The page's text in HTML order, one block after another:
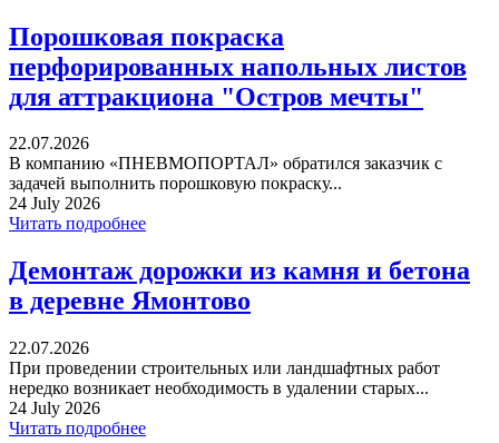
Порошковая покраска
перфорированных напольных листов
для аттракциона "Остров мечты"
22.07.2026
В компанию «ПНЕВМОПОРТАЛ» обратился заказчик с
задачей выполнить порошковую покраску...
24 July 2026
Читать подробнее
Демонтаж дорожки из камня и бетона
в деревне Ямонтово
22.07.2026
При проведении строительных или ландшафтных работ
нередко возникает необходимость в удалении старых...
24 July 2026
Читать подробнее